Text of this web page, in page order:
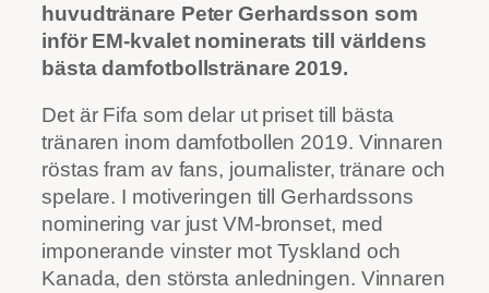
huvudtränare Peter Gerhardsson som
inför EM-kvalet nominerats till världens
bästa damfotbollstränare 2019.
Det är Fifa som delar ut priset till bästa
tränaren inom damfotbollen 2019. Vinnaren
röstas fram av fans, journalister, tränare och
spelare. I motiveringen till Gerhardssons
nominering var just VM-bronset, med
imponerande vinster mot Tyskland och
Kanada, den största anledningen. Vinnaren